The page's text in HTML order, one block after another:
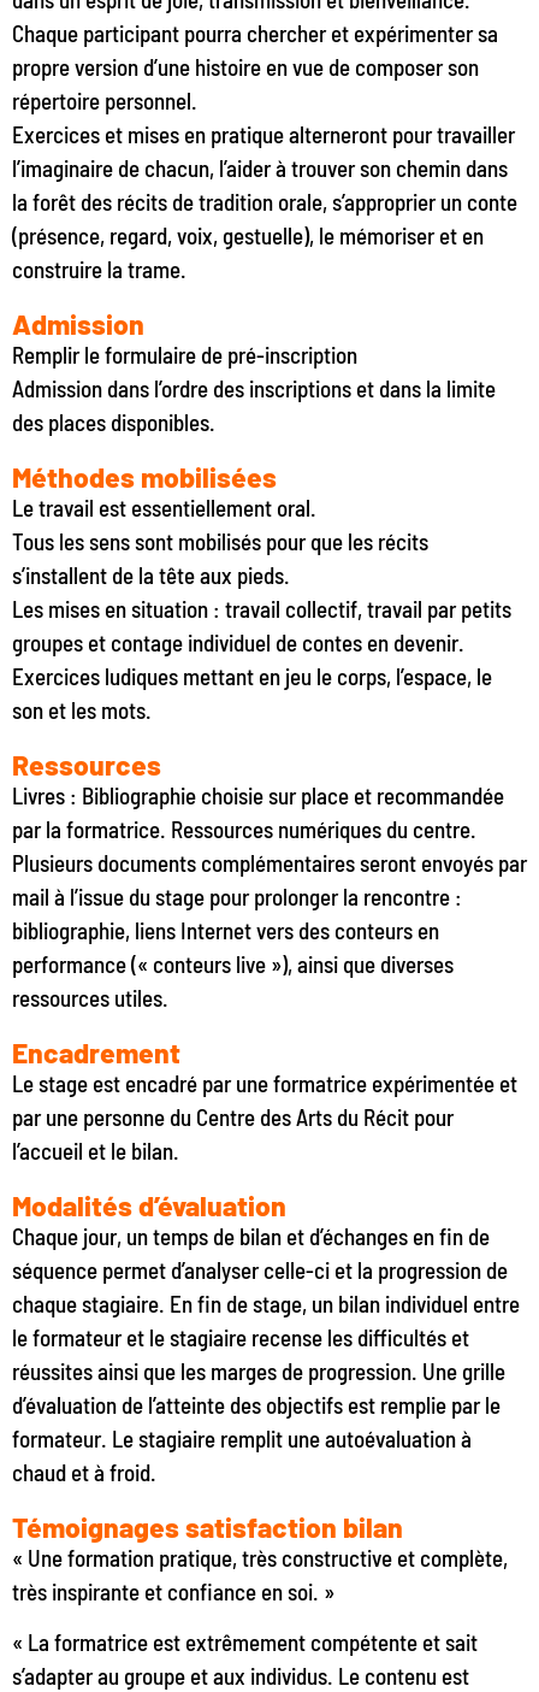
Chaque participant pourra chercher et expérimenter sa
propre version d’une histoire en vue de composer son
répertoire personnel.
Exercices et mises en pratique alterneront pour travailler
l’imaginaire de chacun, l’aider à trouver son chemin dans
la forêt des récits de tradition orale, s’approprier un conte
(présence, regard, voix, gestuelle), le mémoriser et en
construire la trame.
Admission
Remplir le formulaire de pré-inscription
Admission dans l’ordre des inscriptions et dans la limite
des places disponibles.
Méthodes mobilisées
Le travail est essentiellement oral.
Tous les sens sont mobilisés pour que les récits
s’installent de la tête aux pieds.
Les mises en situation : travail collectif, travail par petits
groupes et contage individuel de contes en devenir.
Exercices ludiques mettant en jeu le corps, l’espace, le
son et les mots.
Ressources
Livres : Bibliographie choisie sur place et recommandée
par la formatrice. Ressources numériques du centre.
Plusieurs documents complémentaires seront envoyés par
mail à l’issue du stage pour prolonger la rencontre :
bibliographie, liens Internet vers des conteurs en
performance (« conteurs live »), ainsi que diverses
ressources utiles.
Encadrement
Le stage est encadré par une formatrice expérimentée et
par une personne du Centre des Arts du Récit pour
l’accueil et le bilan.
Modalités d’évaluation
Chaque jour, un temps de bilan et d’échanges en fin de
séquence permet d’analyser celle-ci et la progression de
chaque stagiaire. En fin de stage, un bilan individuel entre
le formateur et le stagiaire recense les difficultés et
réussites ainsi que les marges de progression. Une grille
d’évaluation de l’atteinte des objectifs est remplie par le
formateur. Le stagiaire remplit une autoévaluation à
chaud et à froid.
Témoignages satisfaction bilan
« Une formation pratique, très constructive et complète,
très inspirante et confiance en soi. »
« La formatrice est extrêmement compétente et sait
s’adapter au groupe et aux individus. Le contenu est